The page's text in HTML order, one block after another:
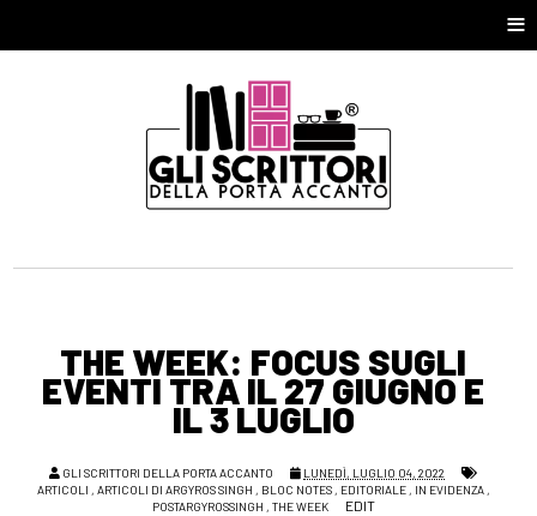
≡
THE WEEK: FOCUS SUGLI
EVENTI TRA IL 27 GIUGNO E
IL 3 LUGLIO
GLI SCRITTORI DELLA PORTA ACCANTO
LUNEDÌ, LUGLIO 04, 2022
ARTICOLI , ARTICOLI DI ARGYROS SINGH , BLOC NOTES, EDITORIALE, IN EVIDENZA,
POSTARGYROSSINGH , THE WEEK EDIT